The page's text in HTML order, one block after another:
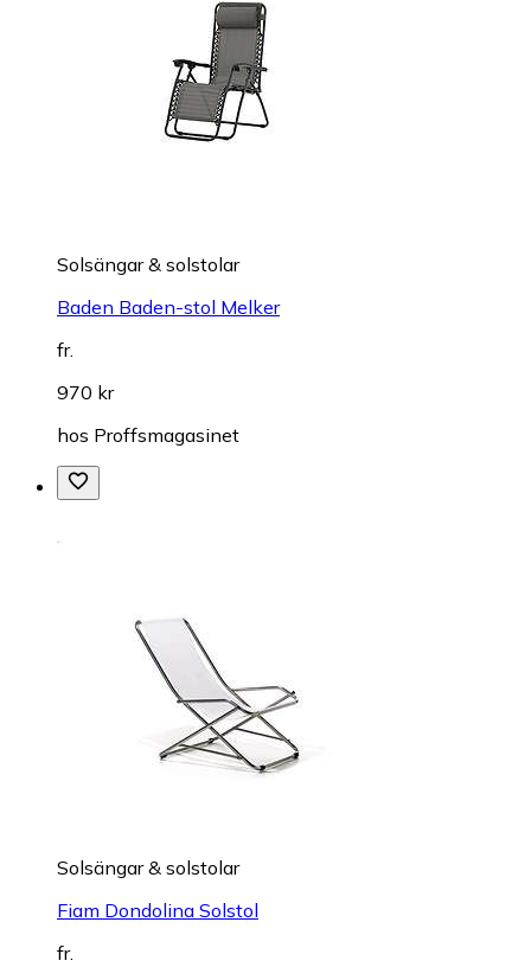
Solsängar & solstolar
Baden Baden-stol Melker
fr.
970 kr
hos Proffsmagasinet
Solsängar & solstolar
Fiam Dondolina Solstol
fr.